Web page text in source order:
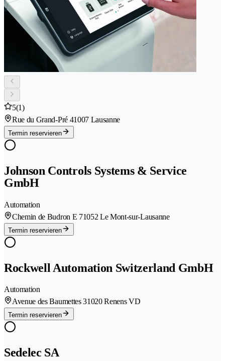
5(1)
Rue du Grand-Pré 41007 Lausanne
Termin reservieren
Johnson Controls Systems & Service
GmbH
Automation
Chemin de Budron E 71052 Le Mont-sur-Lausanne
Termin reservieren
Rockwell Automation Switzerland GmbH
Automation
Avenue des Baumettes 31020 Renens VD
Termin reservieren
Sedelec SA